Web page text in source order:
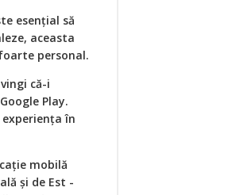
esențial să
aceasta
personal.
că-i
Play.
în
mobilă
și de Est -